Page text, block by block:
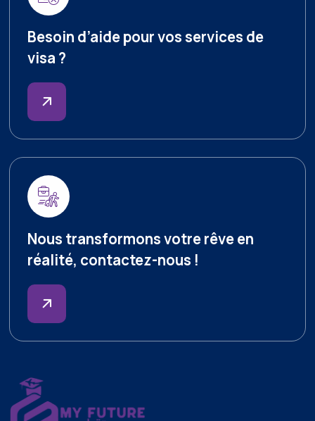
Besoin d’aide pour vos services de
visa ?
Nous transformons votre rêve en
réalité, contactez-nous !